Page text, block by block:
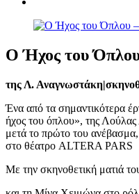
Ο Ήχος του Όπλου
της Λ.
Ένα από τα σημαντικότερα
ήχος του όπλου», της
μετά το πρώτο του
στο θέατρο ALTERA PARS
Με την σκηνοθετική ματιά